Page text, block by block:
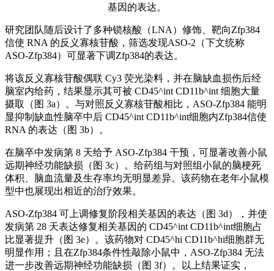
基因的表达。
研究团队随后设计了多种锁核酸（LNA）修饰、靶向Zfp384
信使 RNA 的反义寡核苷酸，筛选发现ASO-2（下文统称
ASO-Zfp384）可显著下调Zfp384的表达。
将该反义寡核苷酸偶联 Cy3 荧光染料，并在脑缺血损伤后经
脑室内给药，结果显示其可被 CD45^int CD11b^int 细胞大量
摄取（图 3a）。与对照反义寡核苷酸相比，ASO-Zfp384 能明
显抑制缺血性脑卒中后 CD45^int CD11b^int细胞内Zfp384信使
RNA 的表达（图 3b）。
在脑卒中发病第 8 天给予 ASO-Zfp384 干预，可显著改善小鼠
远期神经功能缺损（图 3c）。给药组与对照组小鼠的脑梗死
体积、脑血流量及生存率均无明显差异。该药物在老年小鼠模
型中也展现出相近的治疗效果。
ASO-Zfp384 可上调修复阶段相关基因的表达（图 3d），并使
发病第 28 天表达修复相关基因的 CD45^int CD11b^int细胞占
比显著提升（图 3e）。该药物对 CD45^hi CD11b^hi细胞群无
明显作用；且在Zfp384条件性敲除小鼠中，ASO-Zfp384 无法
进一步改善远期神经功能缺损（图 3f）。以上结果证实，